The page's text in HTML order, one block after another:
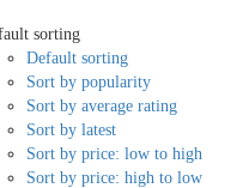
sorting
Default sorting
Sort by popularity
Sort by average rating
Sort by latest
Sort by price: low to high
Sort by price: high to low